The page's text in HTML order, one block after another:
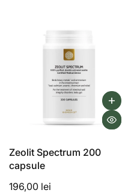
Zeolit Spectrum 200
capsule
196,00 lei